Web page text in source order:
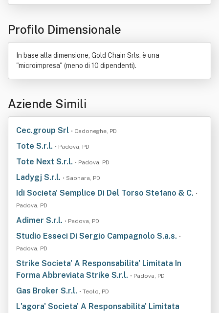
Profilo Dimensionale
In base alla dimensione, Gold Chain Srls. è una
"microimpresa" (meno di 10 dipendenti).
Aziende Simili
Cec.group Srl • Cadoneghe, PD
Tote S.r.l. • Padova, PD
Tote Next S.r.l. • Padova, PD
Ladygj S.r.l. • Saonara, PD
Idi Societa' Semplice Di Del Torso Stefano & C. •
Padova, PD
Adimer S.r.l. • Padova, PD
Studio Esseci Di Sergio Campagnolo S.a.s. •
Padova, PD
Strike Societa' A Responsabilita' Limitata In
Forma Abbreviata Strike S.r.l. • Padova, PD
Gas Broker S.r.l. • Teolo, PD
L'agora' Societa' A Responsabilita' Limitata